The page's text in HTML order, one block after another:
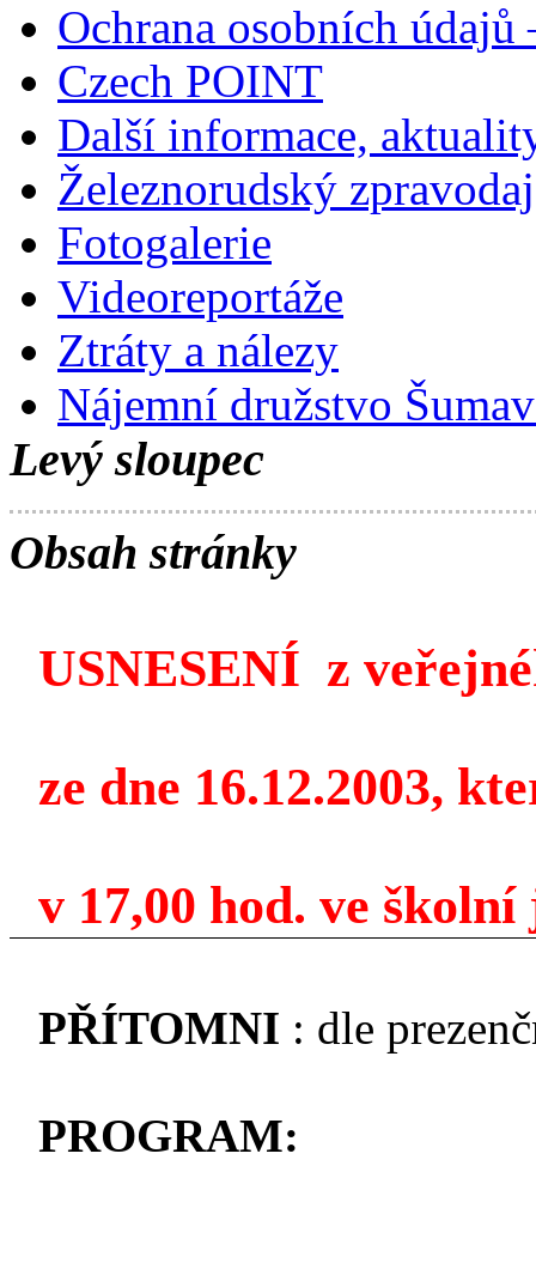
Ochrana osobních údajů
Czech POINT
Další informace,
Železnorudský zpravodaj
Fotogalerie
Videoreportáže
Ztráty a nálezy
Nájemní družstvo
Levý sloupec
Obsah stránky
USNESENÍ z
ze dne 16.12.2003,
v 17,00 hod. ve
PŘÍTOMNI : dle
PROGRAM: